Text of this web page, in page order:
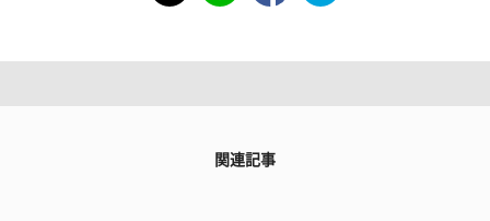
関連記事